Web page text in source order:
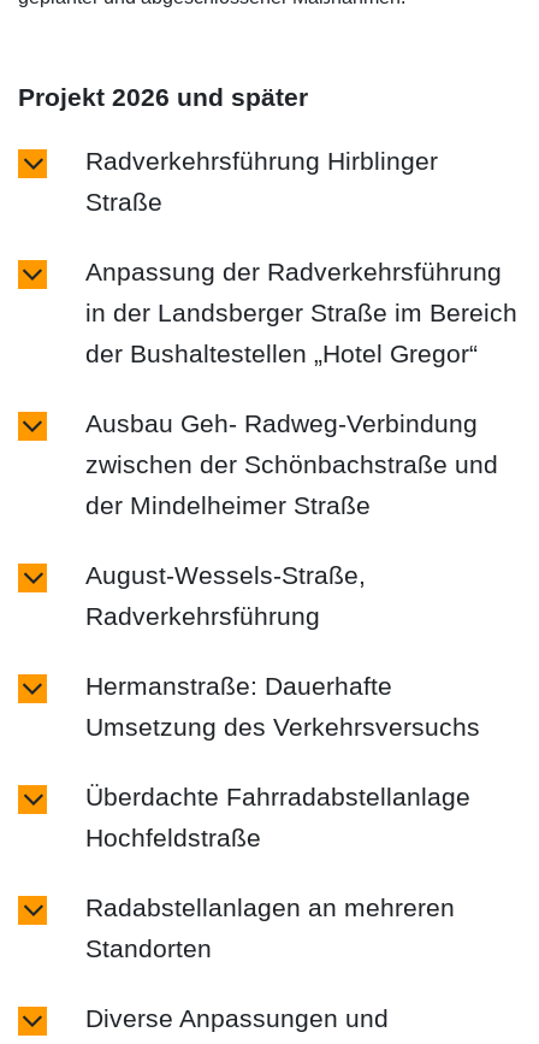
Projekt 2026 und später
Radverkehrsführung Hirblinger
Straße
Anpassung der Radverkehrsführung
in der Landsberger Straße im Bereich
der Bushaltestellen „Hotel Gregor“
Ausbau Geh- Radweg-Verbindung
zwischen der Schönbachstraße und
der Mindelheimer Straße
August-Wessels-Straße,
Radverkehrsführung
Hermanstraße: Dauerhafte
Umsetzung des Verkehrsversuchs
Überdachte Fahrradabstellanlage
Hochfeldstraße
Radabstellanlagen an mehreren
Standorten
Diverse Anpassungen und